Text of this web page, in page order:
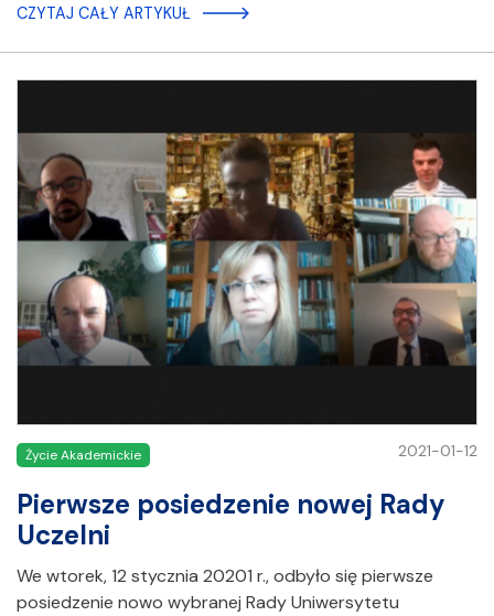
CZYTAJ CAŁY ARTYKUŁ
Życie Akademickie 2021-01-12
Pierwsze posiedzenie nowej Rady
Uczelni
We wtorek, 12 stycznia 20201 r., odbyło się pierwsze
posiedzenie nowo wybranej Rady Uniwersytetu